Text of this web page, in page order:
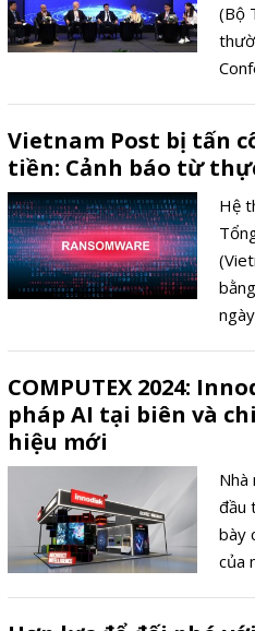
(Bộ
mới”.
Vietnam Post bị tấn
tiền: Cảnh báo từ
Hệ
COMPUTEX 2024:
pháp AI tại biên và
hiệu mới
Nhà
đầu
bày
của